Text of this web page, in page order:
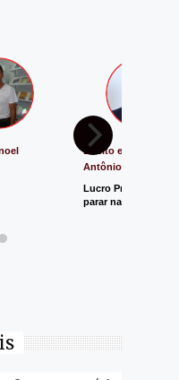
Direito e Justiça -
Antônio de Souza
Lucro Presumido
parar na Justiça